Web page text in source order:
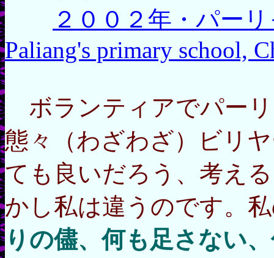
２００２年・パー
Paliang's primary school,
ボランティアでパー
態々（わざわざ）ビリ
ても良いだろう、考え
かし私は違うのです。
りの儘、何も足さない